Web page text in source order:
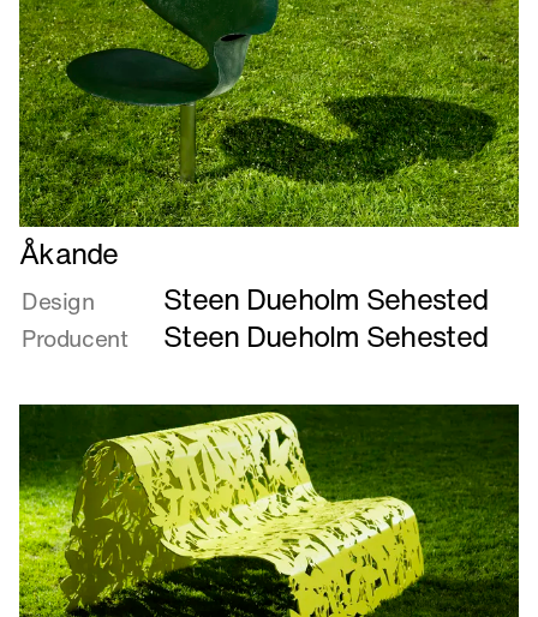
Læs
mere
om
Åkande
Åkande
Design Steen Dueholm Sehested
Producent Steen Dueholm Sehested